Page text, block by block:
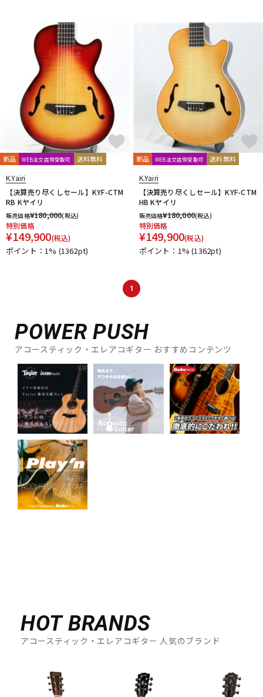
新品 WEB注文店頭受取可 送料無料
K.Yairi
【決算売り尽くしセール】KYF-CTM
RB Kヤイリ
販売価格¥180,000(税込)
特別価格
¥149,900(税込)
ポイント：1% (1362pt)
新品 WEB注文店頭受取可 送料無料
K.Yairi
【決算売り尽くしセール】KYF-CTM
HB Kヤイリ
販売価格¥180,000(税込)
特別価格
¥149,900(税込)
ポイント：1%(1362pt)
1
POWER PUSH
アコースティック・エレアコギター おすすめコンテンツ
HOT BRANDS
アコースティック・エレアコギター 人気のブランド